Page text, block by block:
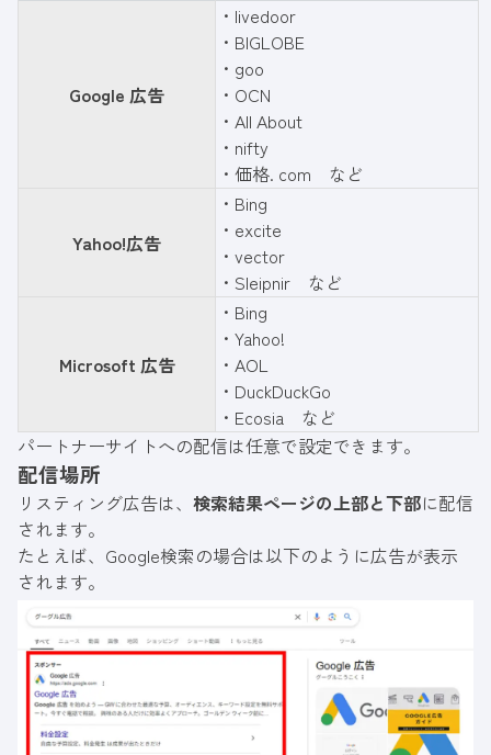
Google 広告
・livedoor
・BIGLOBE
・goo
・OCN
・All About
・nifty
・価格. com など
Yahoo!広告
・Bing
・excite
・vector
・Sleipnir など
Microsoft 広告
・Bing
・Yahoo!
・AOL
・DuckDuckGo
・Ecosia など
パートナーサイトへの配信は任意で設定できます。
配信場所
リスティング広告は、 検索結果ページの上部と下部に配信
されます。
たとえば、Google検索の場合は以下のように広告が表示
されます。